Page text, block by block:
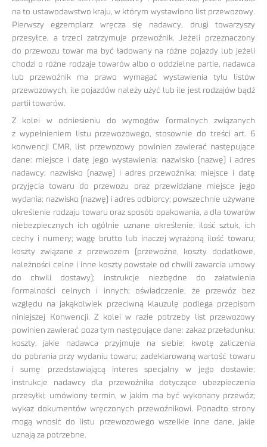
na to ustawodawstwo kraju, w którym wystawiono list przewozowy.
Pierwszy egzemplarz wręcza się nadawcy, drugi towarzyszy
przesyłce, a trzeci zatrzymuje przewoźnik. Jeżeli przeznaczony
do przewozu towar ma być ładowany na różne pojazdy lub jeżeli
chodzi o różne rodzaje towarów albo o oddzielne partie, nadawca
lub przewoźnik ma prawo wymagać wystawienia tylu listów
przewozowych, ile pojazdów należy użyć lub ile jest rodzajów bądź
partii towarów.
Z kolei w odniesieniu do wymogów formalnych związanych
z wypełnieniem listu przewozowego, stosownie do treści art. 6
konwencji CMR, list przewozowy powinien zawierać następujące
dane: miejsce i datę jego wystawienia; nazwisko (nazwę) i adres
nadawcy; nazwisko (nazwę) i adres przewoźnika; miejsce i datę
przyjęcia towaru do przewozu oraz przewidziane miejsce jego
wydania; nazwisko (nazwę) i adres odbiorcy; powszechnie używane
określenie rodzaju towaru oraz sposób opakowania, a dla towarów
niebezpiecznych ich ogólnie uznane określenie; ilość sztuk, ich
cechy i numery; wagę brutto lub inaczej wyrażoną ilość towaru;
koszty związane z przewozem (przewoźne, koszty dodatkowe,
należności celne i inne koszty powstałe od chwili zawarcia umowy
do chwili dostawy); instrukcje niezbędne do załatwienia
formalności celnych i innych; oświadczenie, że przewóz bez
względu na jakąkolwiek przeciwną klauzulę podlega przepisom
niniejszej Konwencji. Z kolei w razie potrzeby list przewozowy
powinien zawierać poza tym następujące dane: zakaz przeładunku;
koszty, jakie nadawca przyjmuje na siebie; kwotę zaliczenia
do pobrania przy wydaniu towaru; zadeklarowaną wartość towaru
i sumę przedstawiającą interes specjalny w jego dostawie;
instrukcje nadawcy dla przewoźnika dotyczące ubezpieczenia
przesyłki; umówiony termin, w jakim ma być wykonany przewóz;
wykaz dokumentów wręczonych przewoźnikowi. Ponadto strony
mogą wnosić do listu przewozowego wszelkie inne dane, jakie
uznają za potrzebne.